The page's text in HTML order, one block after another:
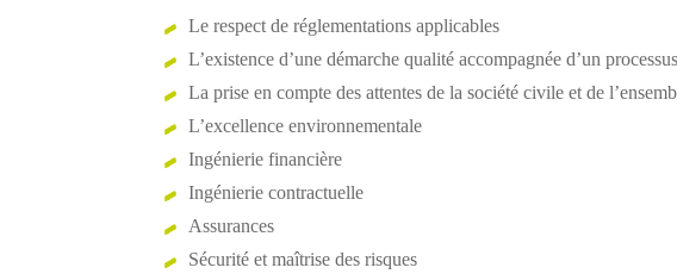
Le respect de réglementations applicables
L’existence d’une démarche qualité accompagnée d’un
La prise en compte des attentes de la société civile et de
L’excellence environnementale
Ingénierie financière
Ingénierie contractuelle
Assurances
Sécurité et maîtrise des risques